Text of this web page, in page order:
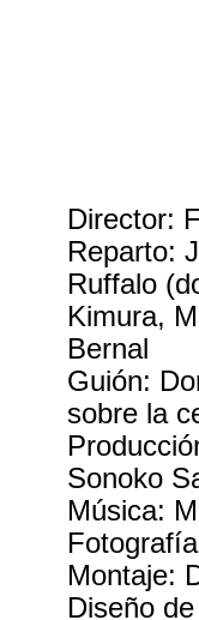
Director:
Reparto:
Ruffalo
Kimura,
Bernal
Guión:
sobre la
Sonoko
Música:
Montaje:
Diseño